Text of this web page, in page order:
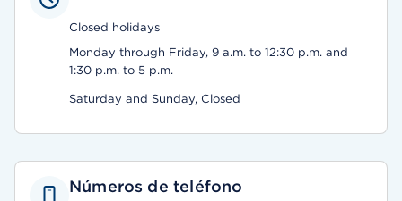
Closed holidays
Monday through Friday, 9 a.m. to 12:30 p.m. and
1:30 p.m. to 5 p.m.
Saturday and Sunday, Closed
Números de teléfono